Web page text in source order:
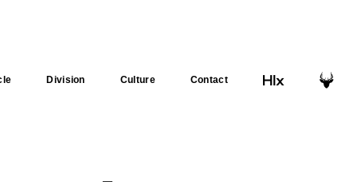
Division Culture Contact